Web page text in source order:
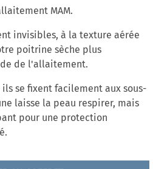
MAM.
invisibles, à la texture aérée
poitrine sèche plus
de l'allaitement.
se fixent facilement aux sous-
laisse la peau respirer, mais
pour une protection